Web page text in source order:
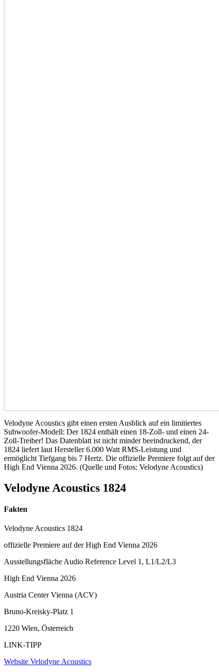
Velodyne Acoustics gibt einen ersten Ausblick auf ein limitiertes
Subwoofer-Modell: Der 1824 enthält einen 18-Zoll- und einen 24-
Zoll-Treiber! Das Datenblatt ist nicht minder beeindruckend, der
1824 liefert laut Hersteller 6.000 Watt RMS-Leistung und
ermöglicht Tiefgang bis 7 Hertz. Die offizielle Premiere folgt auf der
High End Vienna 2026. (Quelle und Fotos: Velodyne Acoustics)
Velodyne Acoustics 1824
Fakten
Velodyne Acoustics 1824
offizielle Premiere auf der High End Vienna 2026
Ausstellungsfläche Audio Reference Level 1, L1/L2/L3
High End Vienna 2026
Austria Center Vienna (ACV)
Bruno-Kreisky-Platz 1
1220 Wien, Österreich
LINK-TIPP
Website Velodyne Acoustics